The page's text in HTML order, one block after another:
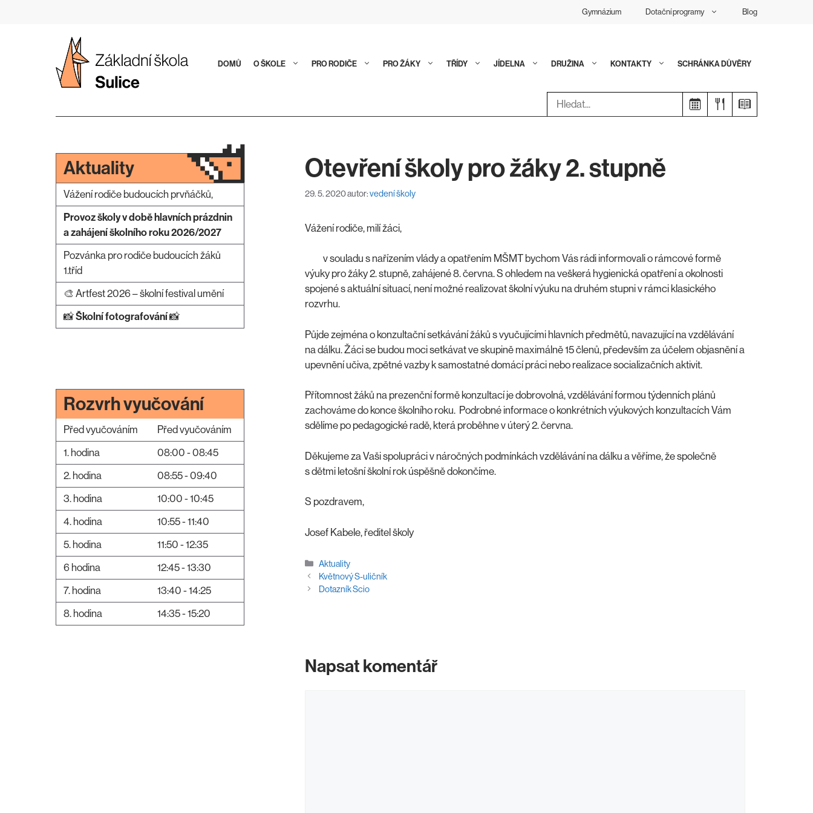
Gymnázium Dotační programy Blog
DOMŮ O ŠKOLE PRO RODIČE PRO ŽÁKY TŘÍDY JÍDELNA DRUŽINA KONTAKTY SCHRÁNKA DŮVĚRY
Hledat:
Otevření školy pro žáky 2. stupně
29. 5. 2020autor:vedení školy
Vážení rodiče, milí žáci,
v souladu s nařízením vlády a opatřením MŠMT bychom Vás rádi informovali o rámcové formě
výuky pro žáky 2. stupně, zahájené 8. června. S ohledem na veškerá hygienická opatření a okolnosti
spojené s aktuální situací, není možné realizovat školní výuku na druhém stupni v rámci klasického
rozvrhu.
Půjde zejména o konzultační setkávání žáků s vyučujícími hlavních předmětů, navazující na vzdělávání
na dálku. Žáci se budou moci setkávat ve skupině maximálně 15 členů, především za účelem objasnění a
upevnění učiva, zpětné vazby k samostatné domácí práci nebo realizace socializačních aktivit.
Přítomnost žáků na prezenční formě konzultací je dobrovolná, vzdělávání formou týdenních plánů
zachováme do konce školního roku. Podrobné informace o konkrétních výukových konzultacích Vám
sdělíme po pedagogické radě, která proběhne v úterý 2. června.
Děkujeme za Vaši spolupráci v náročných podmínkách vzdělávání na dálku a věříme, že společně
s dětmi letošní školní rok úspěšně dokončíme.
S pozdravem,
Josef Kabele, ředitel školy
Rubriky
Aktuality
Květnový S-uličník
Dotazník Scio
Napsat komentář
Aktuality
Vážení rodiče budoucích prvňáčků,
Provoz školy v době hlavních prázdnin
a zahájení školního roku 2026/2027
Pozvánka pro rodiče budoucích žáků
1.tříd
🎨 Artfest 2026 – školní festival umění
📸Školní fotografování📸
Rozvrh vyučování
Před vyučováním
Před vyučováním
1. hodina
08:00 - 08:45
2. hodina
08:55 - 09:40
3. hodina
10:00 - 10:45
4. hodina
10:55 - 11:40
5. hodina
11:50 - 12:35
6 hodina
12:45 - 13:30
7. hodina
13:40 - 14:25
8. hodina
14:35 - 15:20